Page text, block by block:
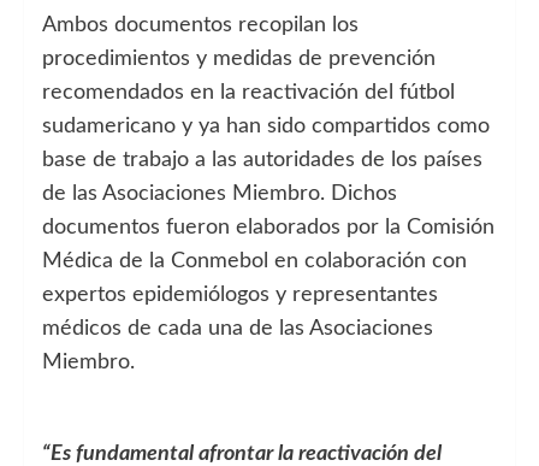
Ambos documentos recopilan los
procedimientos y medidas de prevención
recomendados en la reactivación del fútbol
sudamericano y ya han sido compartidos como
base de trabajo a las autoridades de los países
de las Asociaciones Miembro. Dichos
documentos fueron elaborados por la Comisión
Médica de la Conmebol en colaboración con
expertos epidemiólogos y representantes
médicos de cada una de las Asociaciones
Miembro.
“Es fundamental afrontar la reactivación del